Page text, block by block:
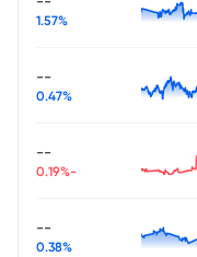
1.57%
--
0.47%
--
-0.19%
--
0.38%